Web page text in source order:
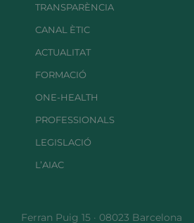
TRANSPARÈNCIA
CANAL ÈTIC
ACTUALITAT
FORMACIÓ
ONE-HEALTH
PROFESSIONALS
LEGISLACIÓ
L’AIAC
Ferran Puig 15 · 08023 Barcelona